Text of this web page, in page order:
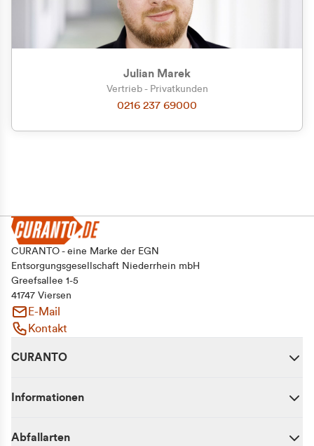
Julian Marek
Vertrieb - Privatkunden
0216 237 69000
CURANTO - eine Marke der EGN
Entsorgungsgesellschaft Niederrhein mbH
Greefsallee 1-5
41747 Viersen
E-Mail
Kontakt
CURANTO
Informationen
Abfallarten